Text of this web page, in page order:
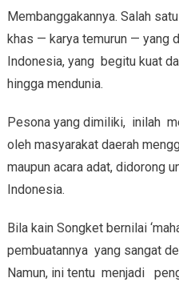
Membanggakannya. Salah
khas — karya temurun — yang
Indonesia, yang begitu kuat
hingga mendunia.
Pesona yang dimiliki, inilah
oleh masyarakat daerah
maupun acara adat, didorong
Indonesia.
Bila kain Songket bernilai
pembuatannya yang sangat
Namun, ini tentu menjadi